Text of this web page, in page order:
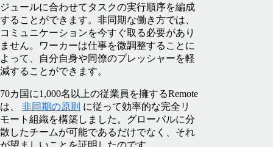
ジュールに合わせてタスクの実行順序を編成
することができます。非同期な働き方では、
コミュニケーションを今すぐ取る必要があり
ません。ワーカーは仕事を微調整することに
よって、自分自身や同僚のプレッシャーを軽
減することができます。
70カ国に1,000名以上の従業員を擁するRemote
は、 非同期の原則 に従って効率的な完全リ
モート組織を構築しました。グローバルに分
散したチームが可能であるだけでなく、それ
が望ましいことを証明したのです。